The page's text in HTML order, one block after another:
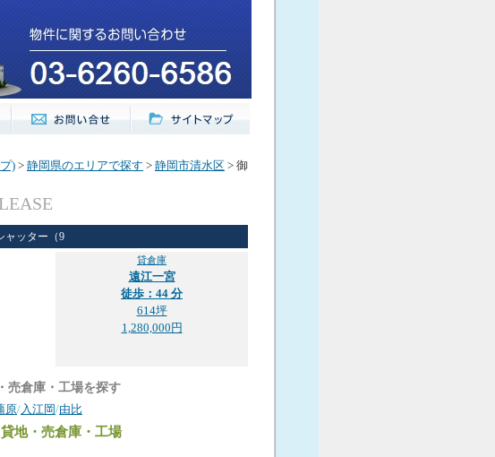
) > 静岡県のエリアで探す > 静岡市清水区 > 御
ッター（9
貸倉庫
遠江一宮
徒歩：44 分
614坪
1,280,000円
売倉庫・工場を探す
原/入江岡/由比
地・売倉庫・工場